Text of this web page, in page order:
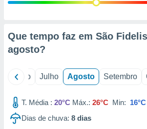
através
estudos
Que tempo faz em São
agosto?
Junho Julho Agosto Setembro
T. Média : 20°C Máx.: 26°C Min: 16°C
Dias de chuva: 8 dias